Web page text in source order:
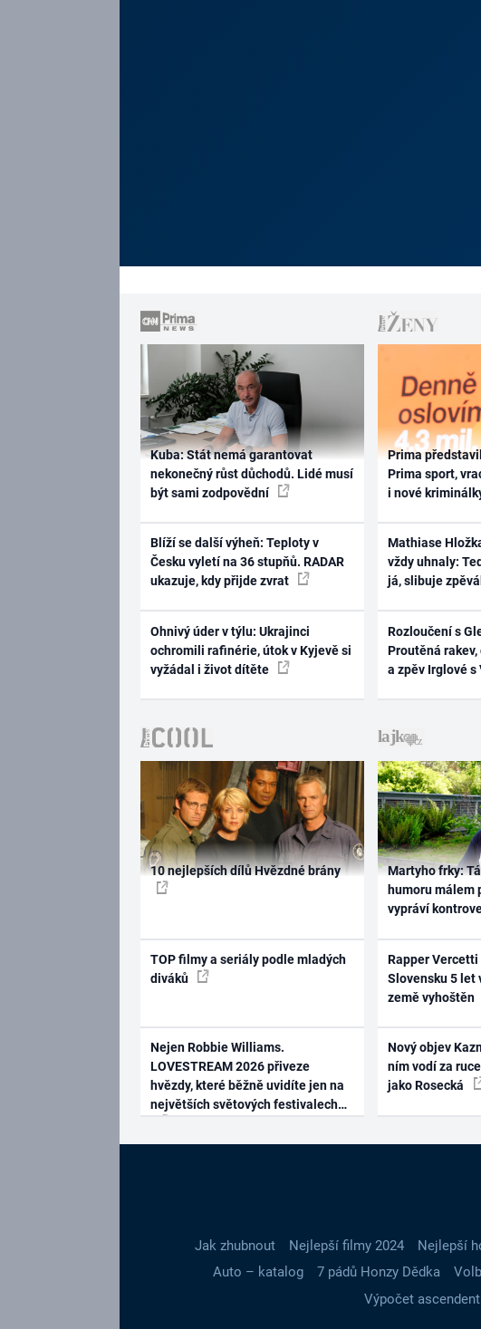
Kuba: Stát nemá garantovat
nekonečný růst důchodů. Lidé musí
být sami zodpovědní
Blíží se další výheň: Teploty v
Česku vyletí na 36 stupňů. RADAR
ukazuje, kdy přijde zvrat
Ohnivý úder v týlu: Ukrajinci
ochromili rafinérie, útok v Kyjevě si
vyžádal i život dítěte
Prima
Prima sport,
i nové
Mathiase
vždy uhnaly:
já, slibuje
Rozloučení s
Proutěná
a zpěv Irglové s
10 nejlepších dílů Hvězdné brány
TOP filmy a seriály podle mladých
diváků
Nejen Robbie Williams.
LOVESTREAM 2026 přiveze
hvězdy, které běžně uvidíte jen na
největších světových festivalech
Martyho frky:
humoru málem
vypráví
Rapper
Slovensku 5 let
země vyhoštěn
Nový objev
ním vodí za
jako Rosecká
Jak zhubnout Nejlepší filmy 2024 Nejlepší
Auto – katalog
7 pádů Honzy Dědka
Výpočet